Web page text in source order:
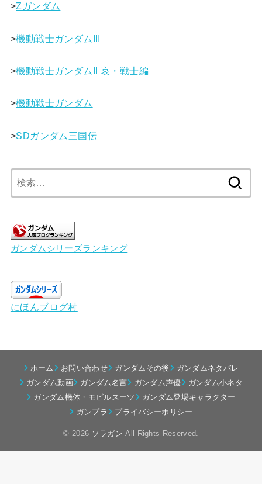
>Ζガンダム
>機動戦士ガンダムIII
>機動戦士ガンダムII 哀・戦士編
>機動戦士ガンダム
>SDガンダム三国伝
索:
ガンダムシリーズランキング
にほんブログ村
ホーム お問い合わせ ガンダムその後
ガンダムネタバレ
ガンダム動画
ガンダム名言 ガンダム声優
ガンダム小ネタ
ガンダム機体・モビルスーツ
ガンダム登場キャラクター
ガンプラ
プライバシーポリシー
© 2026 ソラガン All Rights Reserved.